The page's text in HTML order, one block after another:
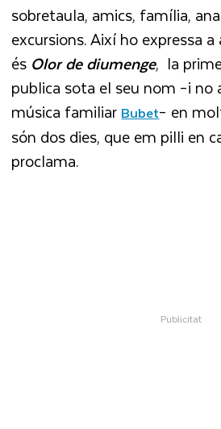
sobretaula, amics, família,
excursions. Així ho expressa
és Olor de diumenge, la
publica sota el seu nom –i no
música familiar Bubet– en
són dos dies, que em pilli en
proclama.